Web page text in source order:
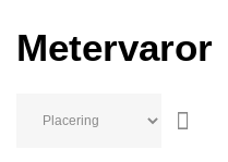
Metervaror